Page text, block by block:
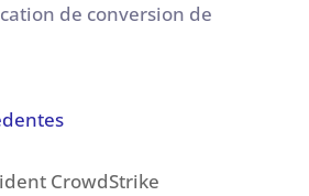
de conversion de
CrowdStrike